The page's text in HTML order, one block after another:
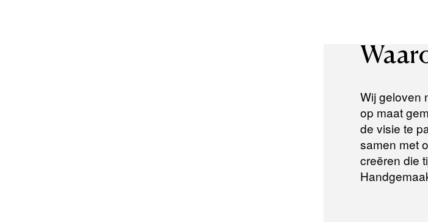
Wij geloven
op maat
de visie te
samen met
creëren die